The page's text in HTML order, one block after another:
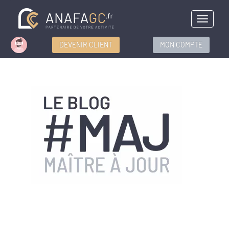
Menu
DEVENIR CLIENT MON COMPTE